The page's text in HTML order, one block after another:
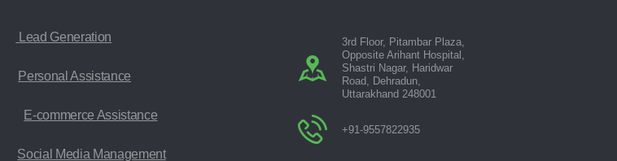
Lead Generation
Personal Assistance
E-commerce Assistance
Social Media Management
3rd Floor, Pitambar Plaza,
Opposite Arihant Hospital,
Shastri Nagar, Haridwar
Road, Dehradun,
Uttarakhand 248001
+91-9557822935